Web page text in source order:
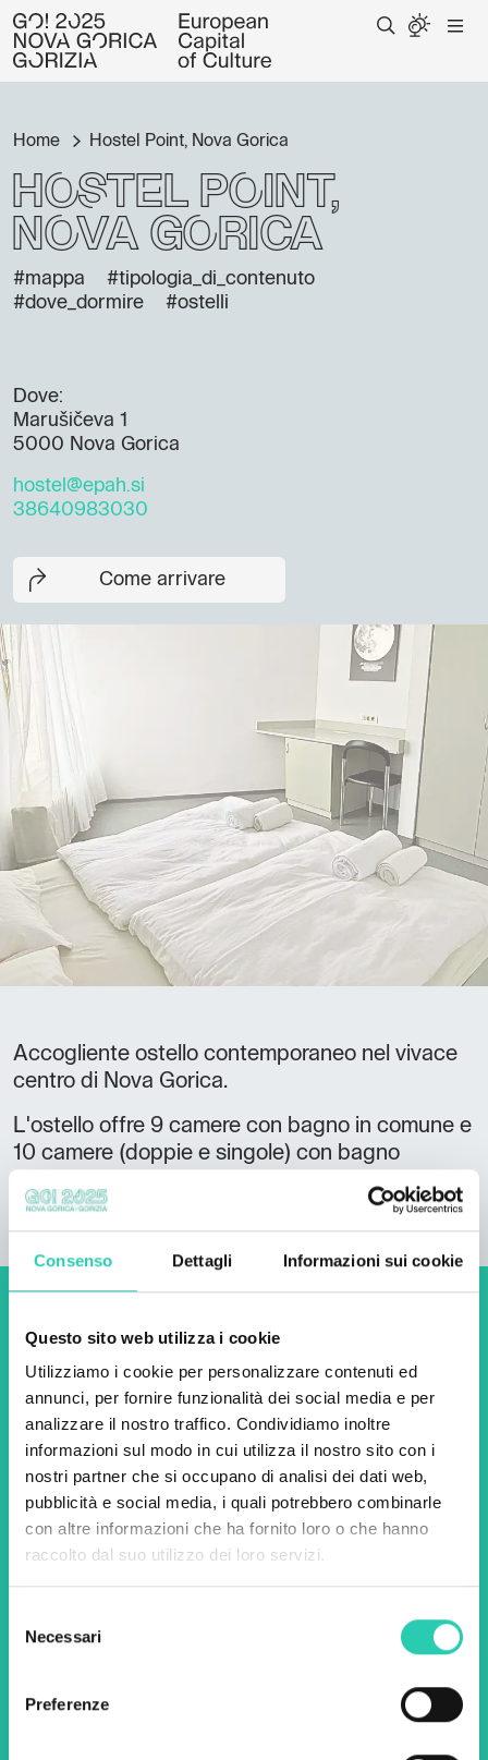
Consenso Dettagli Informazioni sui cookie
Questo sito web utilizza i cookie
Utilizziamo i cookie per personalizzare contenuti ed
annunci, per fornire funzionalità dei social media e per
analizzare il nostro traffico. Condividiamo inoltre
informazioni sul modo in cui utilizza il nostro sito con i
nostri partner che si occupano di analisi dei dati web,
pubblicità e social media, i quali potrebbero combinarle
con altre informazioni che ha fornito loro o che hanno
raccolto dal suo utilizzo dei loro servizi.
delNecessari
Preferenze
Home Hostel Point, Nova Gorica
Hostel Point,
Nova Gorica
#mappa
#tipologia_di_contenuto
#dove_dormire
#ostelli
Dove:
Marušičeva 1
5000 Nova Gorica
hostel@epah.si
38640983030
Come arrivare
Accogliente ostello contemporaneo nel vivace
centro di Nova Gorica.
L'ostello offre 9 camere con bagno in comune e
10 camere (doppie e singole) con bagno
Non perderti i prossimi
eventi! Iscriviti alla
newsletter di GO! 2025 per
scoprire tutte le nostre
iniziative.
Nome * Cognome *
Email *
Utilizzando questo modulo accetto
l'archiviazione e la gestione dei dati su questo